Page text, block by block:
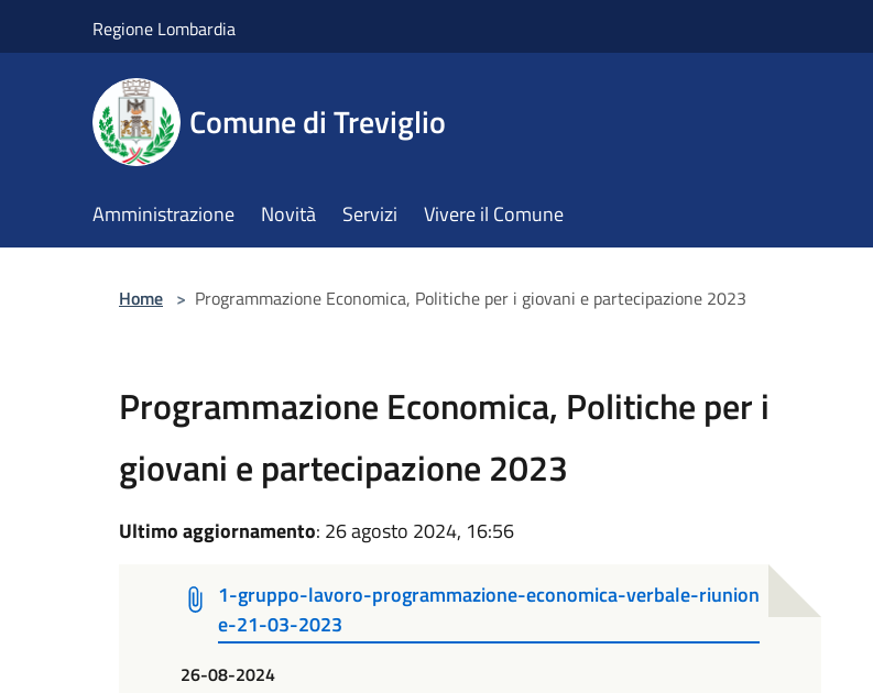
Regione Lombardia
Comune di Treviglio
Amministrazione Novità Servizi Vivere il Comune
Home > Programmazione Economica, Politiche per i giovani e partecipazione 2023
Programmazione Economica, Politiche per i
giovani e partecipazione 2023
Ultimo aggiornamento: 26 agosto 2024, 16:56
1-gruppo-lavoro-programmazione-economica-verbale-riunion
e-21-03-2023
26-08-2024